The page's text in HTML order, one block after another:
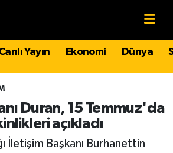
Yayın Ekonomi Dünya
Duran, 15 Temmuz'da
açıkladı
İletişim Başkanı Burhanettin
Vakitleri